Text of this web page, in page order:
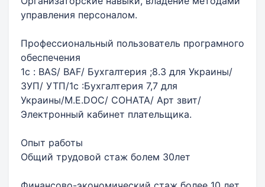
управления персоналом.
Профессиональный пользователь програмного
обеспечения
1с : BAS/ BAF/ Бухгалтерия ;8.3 для Украины/
ЗУП/ УТП/1с :Бухгалтерия 7,7 для
Украины/M.E.DOC/ СОНАТА/ Арт звит/
Электронный кабинет плательщика.
Опыт работы
Общий трудовой стаж болем 30лет